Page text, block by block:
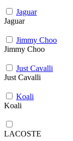
Jaguar
Jaguar
Jimmy Choo
Jimmy Choo
Just Cavalli
Just Cavalli
Koali
Koali
LACOSTE